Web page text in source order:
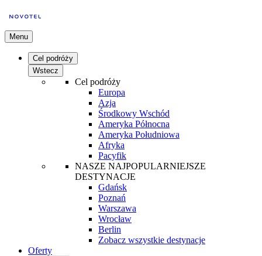
Menu
Cel podróży
Wstecz
Cel podróży
Europa
Azja
Środkowy Wschód
Ameryka Północna
Ameryka Południowa
Afryka
Pacyfik
NASZE NAJPOPULARNIEJSZE
DESTYNACJE
Gdańsk
Poznań
Warszawa
Wrocław
Berlin
Zobacz wszystkie destynacje
Oferty